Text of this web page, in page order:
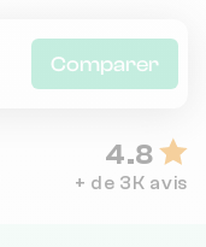
Comparer
4.8
+ de 3K avis